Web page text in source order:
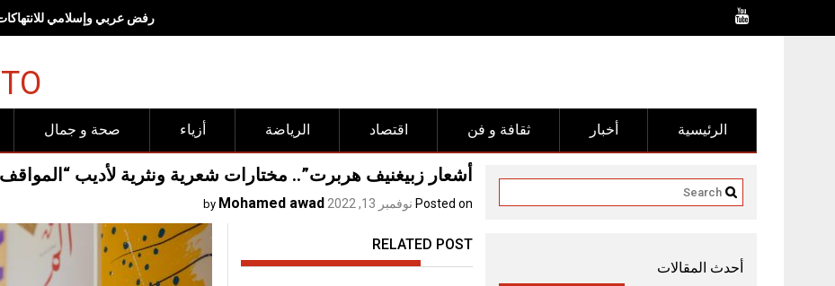
رفض عربي وإسلامي للانتهاكات
صحة و جمال أزياء الرياضة اقتصاد ثقافة و فن أخبار الرئيسية
أشعار زبيغنيف هربرت”.. مختارات شعرية ونثرية لأديب “المواقف
Posted on نوفمبر 13, 2022 by
Mohamed awad
RELATED POST
أحدث المقالات